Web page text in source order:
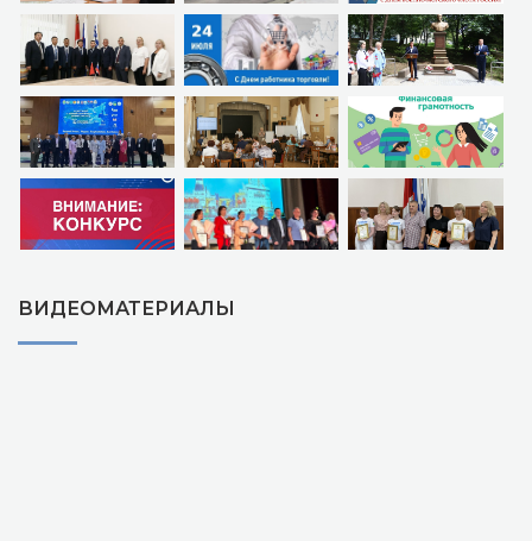
ВИДЕОМАТЕРИАЛЫ